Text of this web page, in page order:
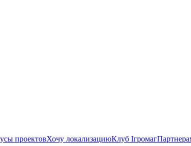
проектовХочу локализациюКлуб Ігромаг